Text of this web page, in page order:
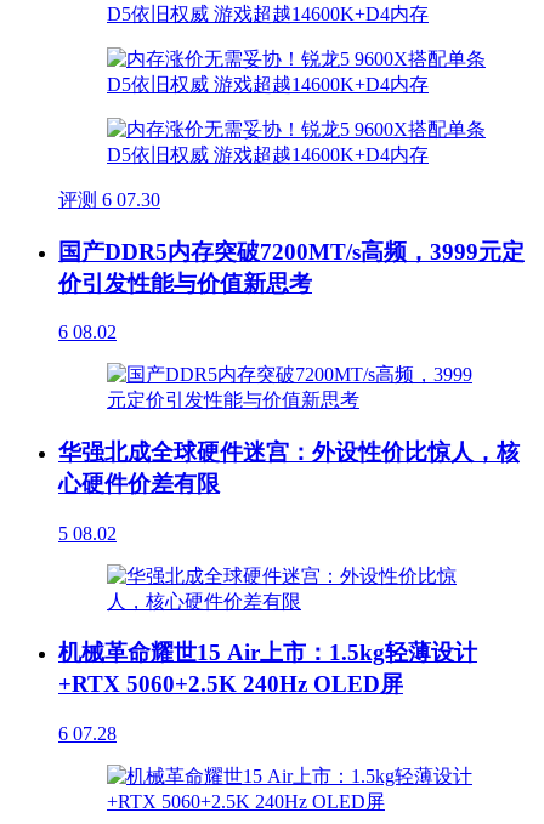
评测 6 07.30
国产DDR5内存突破7200MT/s高频，3999元定
价引发性能与价值新思考
6 08.02
华强北成全球硬件迷宫：外设性价比惊人，核
心硬件价差有限
5 08.02
机械革命耀世15 Air上市：1.5kg轻薄设计
+RTX 5060+2.5K 240Hz OLED屏
6 07.28